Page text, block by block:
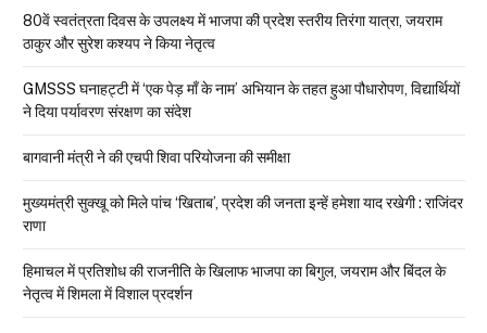
80वें स्वतंत्रता दिवस के उपलक्ष्य में भाजपा की प्रदेश स्तरीय तिरंगा यात्रा, जयराम
ठाकुर और सुरेश कश्यप ने किया नेतृत्व
GMSSS घनाहट्टी में ‘एक पेड़ माँ के नाम’ अभियान के तहत हुआ पौधारोपण, विद्यार्थियों
ने दिया पर्यावरण संरक्षण का संदेश
बागवानी मंत्री ने की एचपी शिवा परियोजना की समीक्षा
मुख्यमंत्री सुक्खू को मिले पांच ‘खिताब’, प्रदेश की जनता इन्हें हमेशा याद रखेगी : राजिंदर
राणा
हिमाचल में प्रतिशोध की राजनीति के खिलाफ भाजपा का बिगुल, जयराम और बिंदल के
नेतृत्व में शिमला में विशाल प्रदर्शन